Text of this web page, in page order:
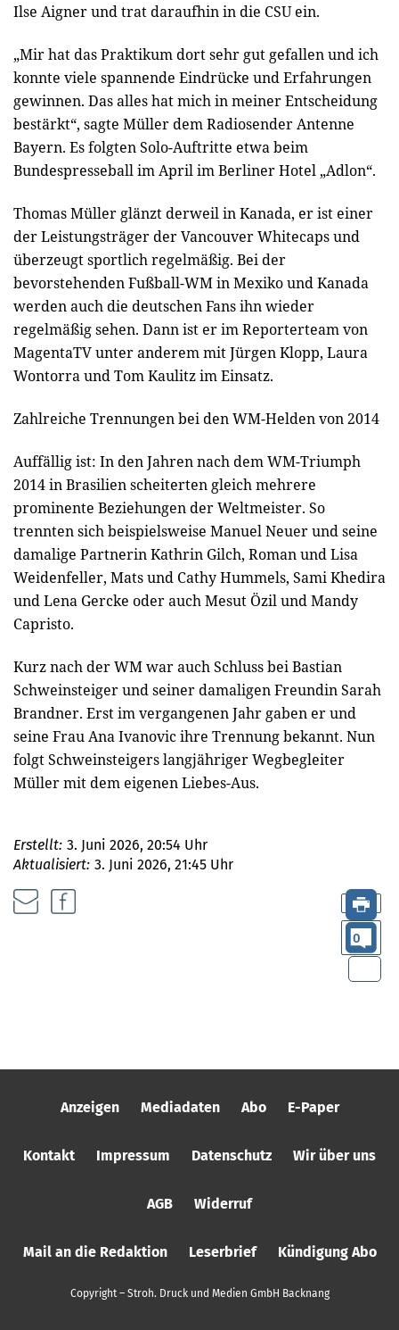
Ilse Aigner und trat daraufhin in die CSU ein.
„Mir hat das Praktikum dort sehr gut gefallen und ich
konnte viele spannende Eindrücke und Erfahrungen
gewinnen. Das alles hat mich in meiner Entscheidung
bestärkt“, sagte Müller dem Radiosender Antenne
Bayern. Es folgten Solo-Auftritte etwa beim
Bundespresseball im April im Berliner Hotel „Adlon“.
Thomas Müller glänzt derweil in Kanada, er ist einer
der Leistungsträger der Vancouver Whitecaps und
überzeugt sportlich regelmäßig. Bei der
bevorstehenden Fußball-WM in Mexiko und Kanada
werden auch die deutschen Fans ihn wieder
regelmäßig sehen. Dann ist er im Reporterteam von
MagentaTV unter anderem mit Jürgen Klopp, Laura
Wontorra und Tom Kaulitz im Einsatz.
Zahlreiche Trennungen bei den WM-Helden von 2014
Auffällig ist: In den Jahren nach dem WM-Triumph
2014 in Brasilien scheiterten gleich mehrere
prominente Beziehungen der Weltmeister. So
trennten sich beispielsweise Manuel Neuer und seine
damalige Partnerin Kathrin Gilch, Roman und Lisa
Weidenfeller, Mats und Cathy Hummels, Sami Khedira
und Lena Gercke oder auch Mesut Özil und Mandy
Capristo.
Kurz nach der WM war auch Schluss bei Bastian
Schweinsteiger und seiner damaligen Freundin Sarah
Brandner. Erst im vergangenen Jahr gaben er und
seine Frau Ana Ivanovic ihre Trennung bekannt. Nun
folgt Schweinsteigers langjähriger Wegbegleiter
Müller mit dem eigenen Liebes-Aus.
Erstellt: 3. Juni 2026, 20:54 Uhr
Aktualisiert: 3. Juni 2026, 21:45 Uhr
0
Anzeigen Mediadaten Abo E-Paper
Kontakt Impressum Datenschutz Wir über uns
AGB Widerruf
Mail an die Redaktion Leserbrief Kündigung Abo
Copyright – Stroh. Druck und Medien GmbH Backnang